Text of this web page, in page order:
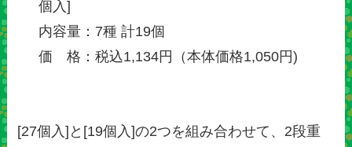
個入]
内容量：7種 計19個
価 格：税込1,134円（本体価格1,050円)
[27個入]と[19個入]の2つを組み合わせて、2段重